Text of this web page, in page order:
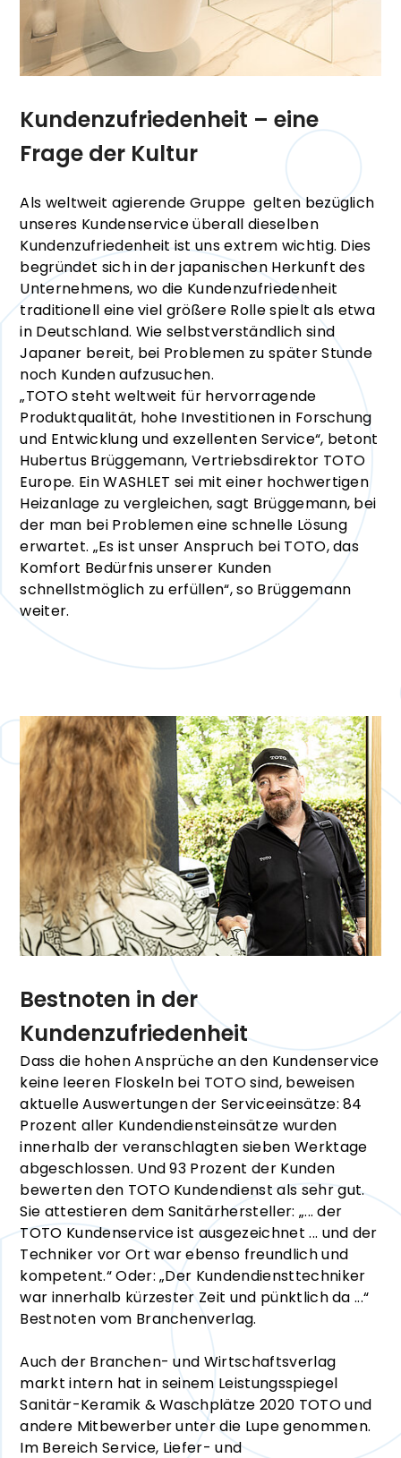
Kundenzufriedenheit – eine
Frage der Kultur
Als weltweit agierende Gruppe gelten bezüglich
unseres Kundenservice überall dieselben
Kundenzufriedenheit ist uns extrem wichtig. Dies
begründet sich in der japanischen Herkunft des
Unternehmens, wo die Kundenzufriedenheit
traditionell eine viel größere Rolle spielt als etwa
in Deutschland. Wie selbstverständlich sind
Japaner bereit, bei Problemen zu später Stunde
noch Kunden aufzusuchen.
„TOTO steht weltweit für hervorragende
Produktqualität, hohe Investitionen in Forschung
und Entwicklung und exzellenten Service“, betont
Hubertus Brüggemann, Vertriebsdirektor TOTO
Europe. Ein WASHLET sei mit einer hochwertigen
Heizanlage zu vergleichen, sagt Brüggemann, bei
der man bei Problemen eine schnelle Lösung
erwartet. „Es ist unser Anspruch bei TOTO, das
Komfort Bedürfnis unserer Kunden
schnellstmöglich zu erfüllen“, so Brüggemann
weiter.
Bestnoten in der
Kundenzufriedenheit
Dass die hohen Ansprüche an den Kundenservice
keine leeren Floskeln bei TOTO sind, beweisen
aktuelle Auswertungen der Serviceeinsätze: 84
Prozent aller Kundendiensteinsätze wurden
innerhalb der veranschlagten sieben Werktage
abgeschlossen. Und 93 Prozent der Kunden
bewerten den TOTO Kundendienst als sehr gut.
Sie attestieren dem Sanitärhersteller: „... der
TOTO Kundenservice ist ausgezeichnet ... und der
Techniker vor Ort war ebenso freundlich und
kompetent.“ Oder: „Der Kundendiensttechniker
war innerhalb kürzester Zeit und pünktlich da ...“
Bestnoten vom Branchenverlag.
Auch der Branchen- und Wirtschaftsverlag
markt intern hat in seinem Leistungsspiegel
Sanitär-Keramik & Waschplätze 2020 TOTO und
andere Mitbewerber unter die Lupe genommen.
Im Bereich Service, Liefer- und